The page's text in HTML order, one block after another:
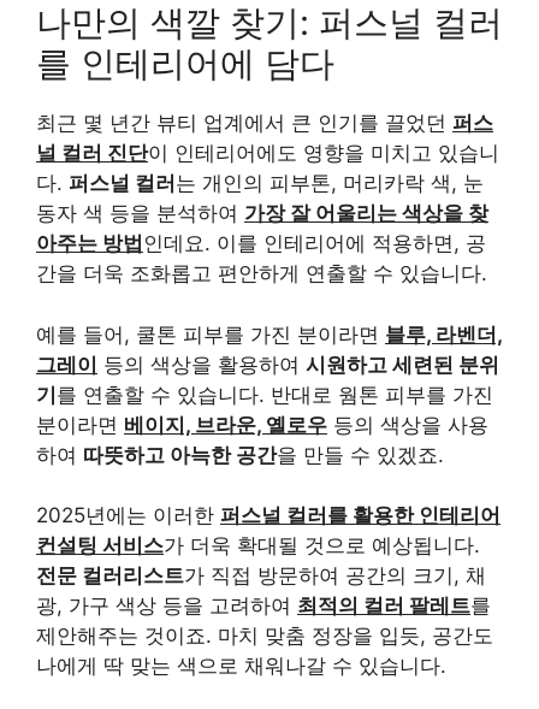
나만의 색깔 찾기: 퍼스널 컬러
를 인테리어에 담다
최근 몇 년간 뷰티 업계에서 큰 인기를 끌었던 퍼스
널 컬러 진단이 인테리어에도 영향을 미치고 있습니
다. 퍼스널 컬러 는 개인의 피부톤, 머리카락 색, 눈
동자 색 등을 분석하여 가장 잘 어울리는 색상을 찾
아주는 방법 인데요. 이를 인테리어에 적용하면, 공
간을 더욱 조화롭고 편안하게 연출할 수 있습니다.
예를 들어, 쿨톤 피부를 가진 분이라면 블루, 라벤더,
그레이 등의 색상을 활용하여 시원하고 세련된 분위
기를 연출할 수 있습니다. 반대로 웜톤 피부를 가진
분이라면 베이지, 브라운, 옐로우 등의 색상을 사용
하여 따뜻하고 아늑한 공간을 만들 수 있겠죠.
2025년에는 이러한 퍼스널 컬러를 활용한 인테리어
컨설팅 서비스가 더욱 확대될 것으로 예상됩니다.
전문 컬러리스트가 직접 방문하여 공간의 크기, 채
광, 가구 색상 등을 고려하여 최적의 컬러 팔레트를
제안해주는 것이죠. 마치 맞춤 정장을 입듯, 공간도
나에게 딱 맞는 색으로 채워나갈 수 있습니다.